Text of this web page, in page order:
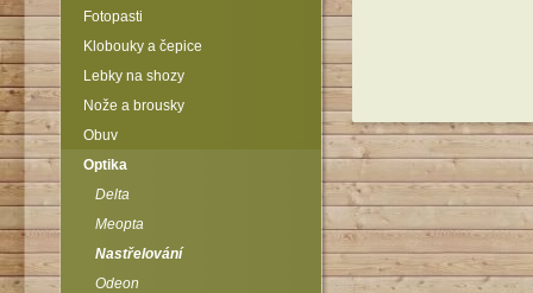
Fotopasti
Klobouky a čepice
Lebky na shozy
Nože a brousky
Obuv
Optika
Delta
Meopta
Nastřelování
Odeon